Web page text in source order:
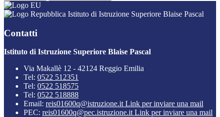
Istituto di Istruzione Superiore Blaise Pascal
Contatti
Istituto di Istruzione Superiore Blaise Pascal
Via Makallè 12 - 42124 Reggio Emilia
Tel: 0522 512351
Tel: 0522 518575
Tel: 0522 518888
Email: reis01600q@istruzione.it Link per inviare una mail
PEC: reis01600q@pec.istruzione.it Link per inviare una mail